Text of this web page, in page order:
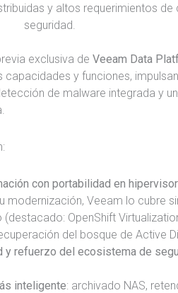
y altos requerimientos de
seguridad.
exclusiva de Veeam Data
y funciones,
de malware integrada y
con portabilidad en
modernización, Veeam lo cubre
OpenShift
del bosque de Active
y refuerzo del ecosistema de
inteligente: archivado NAS,